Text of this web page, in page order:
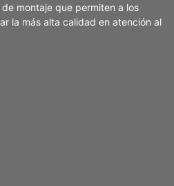
montaje que permiten a los
la más alta calidad en atención al